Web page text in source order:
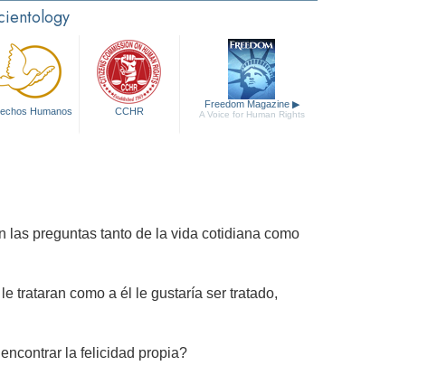
Humanos CCHR
Freedom Magazine ▶
A Voice for Human Rights
las preguntas tanto de la vida cotidiana como
trataran como a él le gustaría ser tratado,
la felicidad propia?